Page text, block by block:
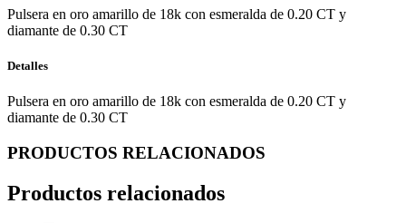
Pulsera en oro amarillo de 18k con esmeralda de 0.20 CT y
diamante de 0.30 CT
Detalles
Pulsera en oro amarillo de 18k con esmeralda de 0.20 CT y
diamante de 0.30 CT
PRODUCTOS RELACIONADOS
Productos relacionados